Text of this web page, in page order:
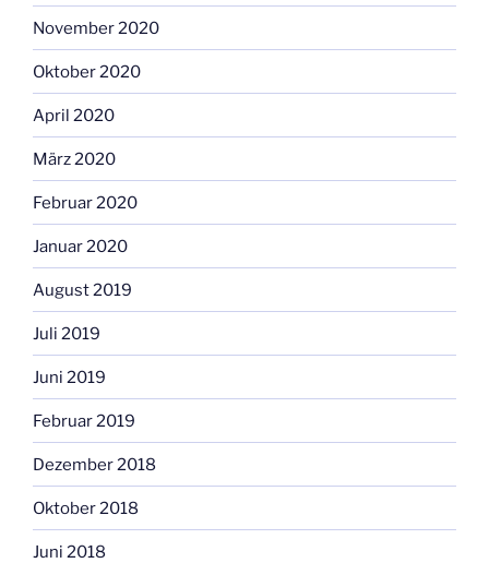
November 2020
Oktober 2020
April 2020
März 2020
Februar 2020
Januar 2020
August 2019
Juli 2019
Juni 2019
Februar 2019
Dezember 2018
Oktober 2018
Juni 2018